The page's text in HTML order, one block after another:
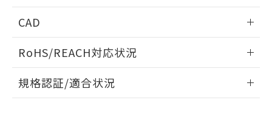
CAD
ドすることができます。
ログイン/会員登録
RoHS/REACH対応状況
EU RoHS 注意事項・凡例
規格認証/適合状況